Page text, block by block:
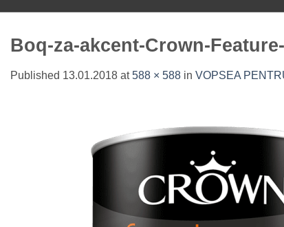
Boq-za-akcent-Crown-
Published 13.01.2018 at588 × 588 in VOPSEA